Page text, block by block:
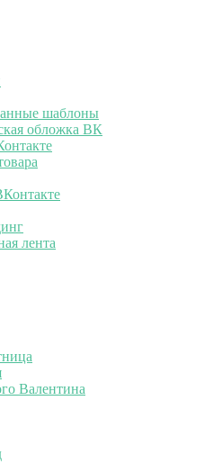
шаблоны
обложка ВК
лента
Валентина